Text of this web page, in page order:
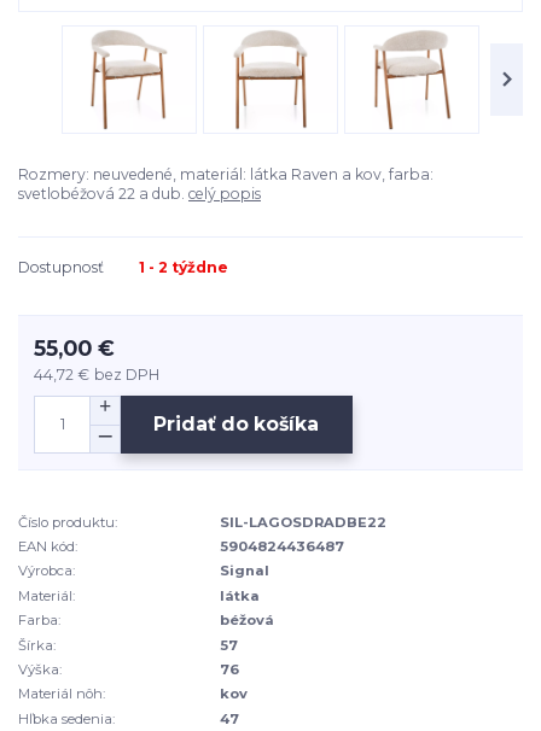
Rozmery: neuvedené, materiál: látka Raven a kov, farba:
svetlobéžová 22 a dub. celý popis
Dostupnosť 1 - 2 týždne
55,00 €
44,72 € bez DPH
Pridať do košíka
Číslo produktu:
SIL-LAGOSDRADBE22
EAN kód:
5904824436487
Výrobca:
Signal
Materiál:
látka
Farba:
béžová
Šírka:
57
Výška:
76
Materiál nôh:
kov
Hľbka sedenia:
47